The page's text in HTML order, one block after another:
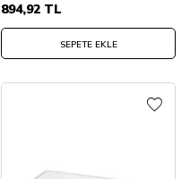
894,92 TL
SEPETE EKLE